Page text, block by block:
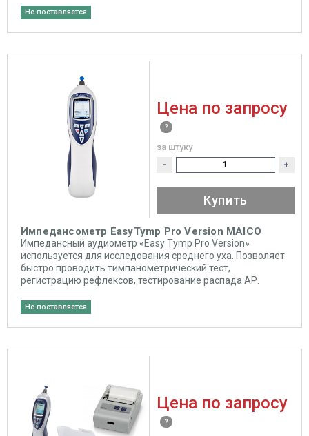
Не поставляется
Импедансометр EasyTymp Pro Version MAICO
Импедансный аудиометр «Easy Tymp Pro Version»
используется для исследования среднего уха. Позволяет
быстро проводить тимпанометрический тест,
регистрацию рефлексов, тестирование распада АР.
Не поставляется
Цена по запросу
за штуку
- +
Купить
Цена по запросу